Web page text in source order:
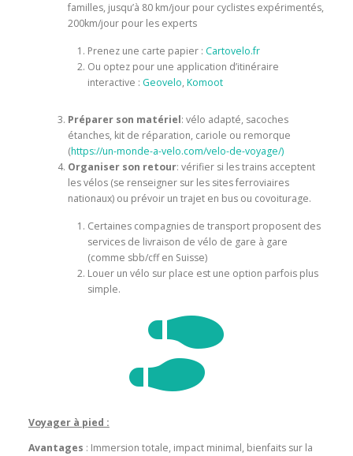
familles, jusqu’à 80 km/jour pour cyclistes expérimentés,
200km/jour pour les experts
Prenez une carte papier : Cartovelo.fr
Ou optez pour une application d’itinéraire
interactive : Geovelo, Komoot
Préparer son matériel: vélo adapté, sacoches
étanches, kit de réparation, cariole ou remorque
(https://un-monde-a-velo.com/velo-de-voyage/)
Organiser son retour: vérifier si les trains acceptent
les vélos (se renseigner sur les sites ferroviaires
nationaux) ou prévoir un trajet en bus ou covoiturage.
Certaines compagnies de transport proposent des
services de livraison de vélo de gare à gare
(comme sbb/cff en Suisse)
Louer un vélo sur place est une option parfois plus
simple.

Voyager à pied :
Avantages : Immersion totale, impact minimal, bienfaits sur la